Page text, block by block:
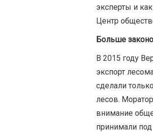
эксперты и
Центр
Больше
В 2015 году
экспорт
сделали
лесов.
внимание
принимали